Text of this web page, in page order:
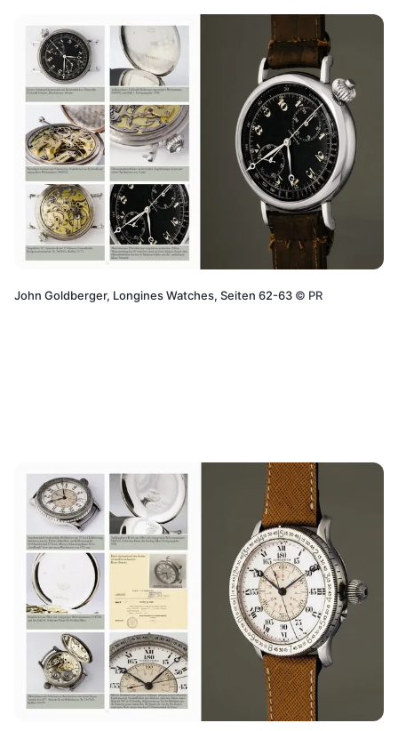
John Goldberger, Longines Watches, Seiten 62-63 © PR